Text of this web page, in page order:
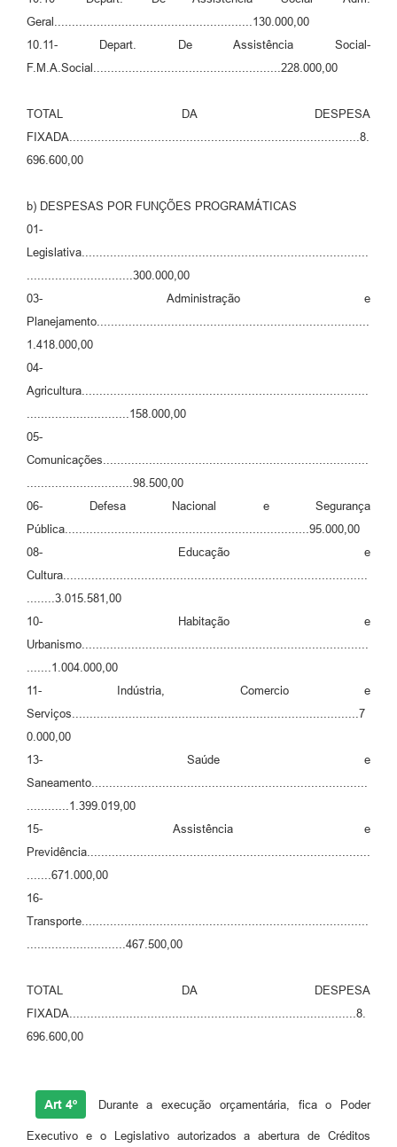
Geral........................................................130.000,00
10.11- Depart. De Assistência Social-
F.M.A.Social.....................................................228.000,00
TOTAL DA DESPESA
FIXADA..................................................................................8.
696.600,00
b) DESPESAS POR FUNÇÕES PROGRAMÁTICAS
01-
Legislativa.................................................................................
..............................300.000,00
03- Administração e
Planejamento.............................................................................
1.418.000,00
04-
Agricultura.................................................................................
.............................158.000,00
05-
Comunicações...........................................................................
..............................98.500,00
06- Defesa Nacional e Segurança
Pública.....................................................................95.000,00
08- Educação e
Cultura......................................................................................
........3.015.581,00
10- Habitação e
Urbanismo.................................................................................
.......1.004.000,00
11- Indústria, Comercio e
Serviços.................................................................................7
0.000,00
13- Saúde e
Saneamento..............................................................................
............1.399.019,00
15- Assistência e
Previdência................................................................................
.......671.000,00
16-
Transporte.................................................................................
............................467.500,00
TOTAL DA DESPESA
FIXADA.................................................................................8.
696.600,00
Art 4º Durante a execução orçamentária, fica o Poder
Executivo e o Legislativo autorizados a abertura de Créditos